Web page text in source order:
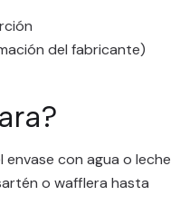
del fabricante)
con agua o leche
o wafflera hasta